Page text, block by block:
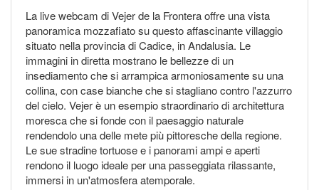
La live webcam di Vejer de la Frontera offre una vista
panoramica mozzafiato su questo affascinante villaggio
situato nella provincia di Cadice, in Andalusia. Le
immagini in diretta mostrano le bellezze di un
insediamento che si arrampica armoniosamente su una
collina, con case bianche che si stagliano contro l'azzurro
del cielo. Vejer è un esempio straordinario di architettura
moresca che si fonde con il paesaggio naturale
rendendolo una delle mete più pittoresche della regione.
Le sue stradine tortuose e i panorami ampi e aperti
rendono il luogo ideale per una passeggiata rilassante,
immersi in un'atmosfera atemporale.